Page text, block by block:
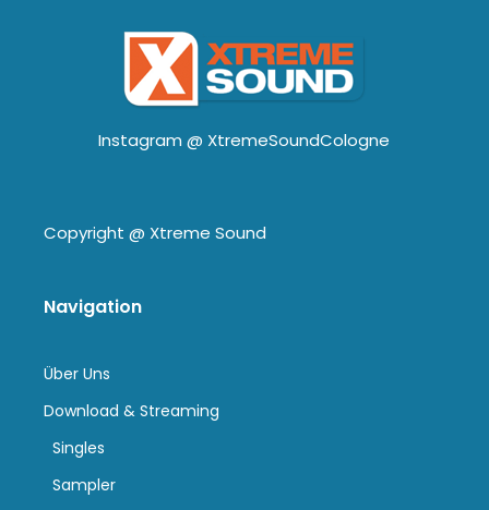
Instagram @ XtremeSoundCologne
Copyright @ Xtreme Sound
Navigation
Über Uns
Download & Streaming
Singles
Sampler